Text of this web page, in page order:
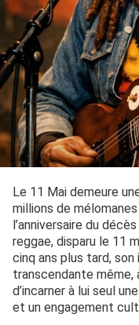
Le 11 Mai demeure
millions de
l’anniversaire du
reggae, disparu le 11
cinq ans plus tard,
transcendante même,
d’incarner à lui seul
et un engagement